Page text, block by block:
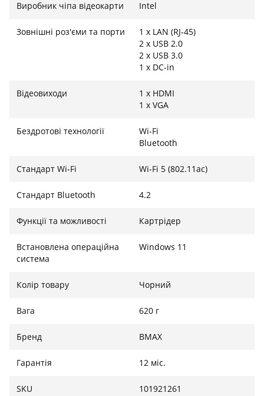
складність.
Виробник чіпа відеокарти Intel
Зовнішні роз'єми та порти
1 x LAN (RJ-45)
2 x USB 2.0
2 x USB 3.0
1 x DC-in
Відеовиходи
1 x HDMI
1 x VGA
Бездротові технології
Wi-Fi
Bluetooth
Стандарт Wi-Fi Wi-Fi 5 (802.11ac)
Стандарт Bluetooth 4.2
Функції та можливості Картрідер
Встановлена операційна
система
Windows 11
Колір товару Чорний
Вага 620 г
Бренд BMAX
Гарантія 12 міс.
SKU 101921261